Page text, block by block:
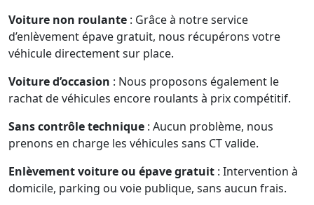
Voiture non roulante : Grâce à notre service
d’enlèvement épave gratuit, nous récupérons votre
véhicule directement sur place.
Voiture d’occasion : Nous proposons également le
rachat de véhicules encore roulants à prix compétitif.
Sans contrôle technique : Aucun problème, nous
prenons en charge les véhicules sans CT valide.
Enlèvement voiture ou épave gratuit : Intervention à
domicile, parking ou voie publique, sans aucun frais.